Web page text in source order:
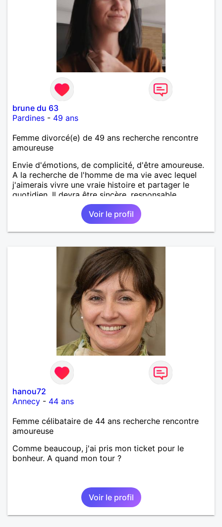
brune du 63
Pardines - 49 ans
Femme divorcé(e) de 49 ans recherche rencontre
amoureuse
Envie d'émotions, de complicité, d'être amoureuse.
A la recherche de l'homme de ma vie avec lequel
j'aimerais vivre une vraie histoire et partager le
quotidien. Il devra être sincère, responsable,
ambitieux, entreprenant, fort de caractère et avec le
sens de l'humour. Il saura me chouchouter et me
mettre en valeur, me donner son amour et attention.
Merci de m'avoir lu et à bientôt...
Voir le profil
hanou72
Annecy - 44 ans
Femme célibataire de 44 ans recherche rencontre
amoureuse
Comme beaucoup, j'ai pris mon ticket pour le
bonheur. A quand mon tour ?
Voir le profil